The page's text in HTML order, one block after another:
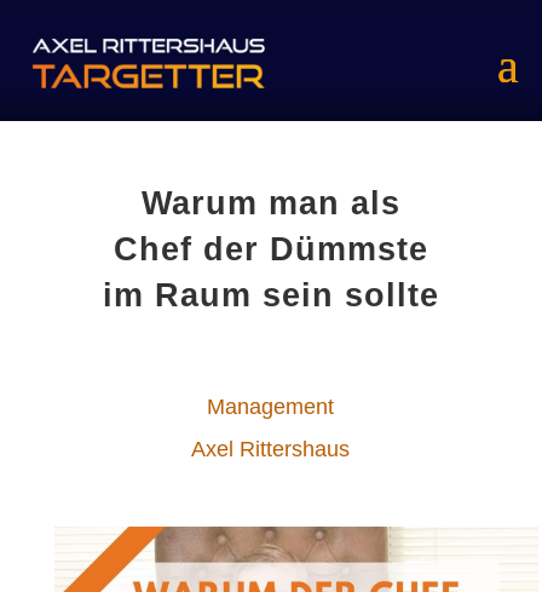
Warum man als
Chef der Dümmste
im Raum sein sollte
Management
Axel Rittershaus